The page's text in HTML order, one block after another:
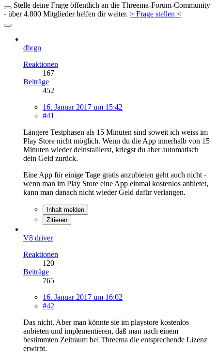
Stelle deine Frage öffentlich an die Threema-Forum-Community
- über 4.800 Mitglieder helfen dir weiter. > Frage stellen <
dbrgn
Reaktionen
167
Beiträge
452
16. Januar 2017 um 15:42
#41
Längere Testphasen als 15 Minuten sind soweit ich weiss im
Play Store nicht möglich. Wenn du die App innerhalb von 15
Minuten wieder deinstallierst, kriegst du aber automatisch
dein Geld zurück.
Eine App für einige Tage gratis anzubieten geht auch nicht -
wenn man im Play Store eine App einmal kostenlos anbietet,
kann man danach nicht wieder Geld dafür verlangen.
Inhalt melden
Zitieren
V8 driver
Reaktionen
120
Beiträge
765
16. Januar 2017 um 16:02
#42
Das nicht. Aber man könnte sie im playstore kostenlos
anbieten und implementieren, daß man nach einem
bestimmten Zeitraum bei Threema die entsprechende Lizenz
erwirbt.